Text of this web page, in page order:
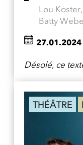
Lou
Batty
Désolé, ce
27.01.2024
THÉÂTRE